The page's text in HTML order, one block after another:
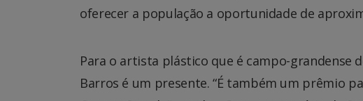
oferecer a população a oportunidade de
Para o artista plástico que é campo-grandense
Barros é um presente. “É também um prêmio